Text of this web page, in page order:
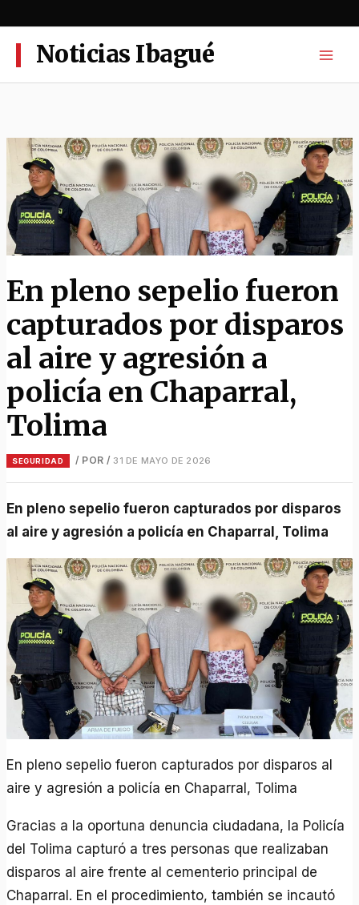
al
contenidoNoticias Ibagué
En pleno sepelio fueron
capturados por disparos
al aire y agresión a
policía en Chaparral,
Tolima
SEGURIDAD / POR / 31 DE MAYO DE 2026
En pleno sepelio fueron capturados por disparos
al aire y agresión a policía en Chaparral, Tolima
En pleno sepelio fueron capturados por disparos al
aire y agresión a policía en Chaparral, Tolima
Gracias a la oportuna denuncia ciudadana, la Policía
del Tolima capturó a tres personas que realizaban
disparos al aire frente al cementerio principal de
Chaparral. En el procedimiento, también se incautó